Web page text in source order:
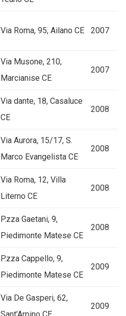
Via Roma, 95, Ailano CE 2007
Via Musone, 210,
Marcianise CE
2007
Via dante, 18, Casaluce
CE
2008
Via Aurora, 15/17, S.
Marco Evangelista CE
2008
Via Roma, 12, Villa
Literno CE
2008
P.zza Gaetani, 9,
Piedimonte Matese CE
2008
P.zza Cappello, 9,
Piedimonte Matese CE
2009
Via De Gasperi, 62,
2009